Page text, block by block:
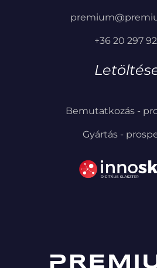
+36 20 297
Bemutatkozás -
Gyártás -